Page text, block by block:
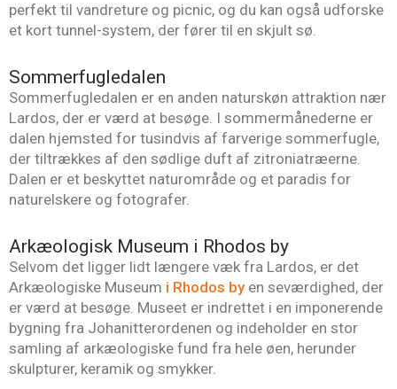
perfekt til vandreture og picnic, og du kan også udforske
et kort tunnel-system, der fører til en skjult sø.
Sommerfugledalen
Sommerfugledalen er en anden naturskøn attraktion nær
Lardos, der er værd at besøge. I sommermånederne er
dalen hjemsted for tusindvis af farverige sommerfugle,
der tiltrækkes af den sødlige duft af zitroniatræerne.
Dalen er et beskyttet naturområde og et paradis for
naturelskere og fotografer.
Arkæologisk Museum i Rhodos by
Selvom det ligger lidt længere væk fra Lardos, er det
Arkæologiske Museum i Rhodos byen seværdighed, der
er værd at besøge. Museet er indrettet i en imponerende
bygning fra Johanitterordenen og indeholder en stor
samling af arkæologiske fund fra hele øen, herunder
skulpturer, keramik og smykker.